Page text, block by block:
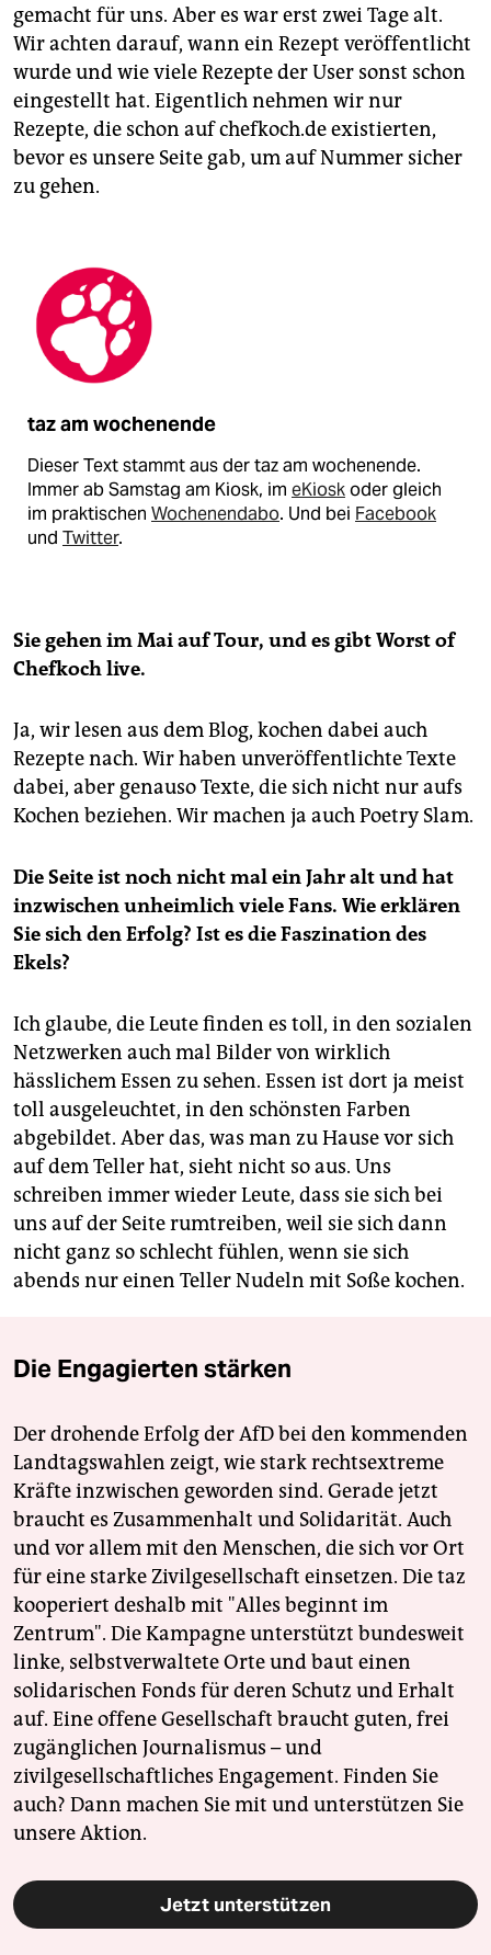
gemacht für uns. Aber es war erst zwei Tage alt.
Wir achten darauf, wann ein Rezept veröffentlicht
wurde und wie viele Rezepte der User sonst schon
eingestellt hat. Eigentlich nehmen wir nur
Rezepte, die schon auf chefkoch.de existierten,
bevor es unsere Seite gab, um auf Nummer sicher
zu gehen.
taz am wochenende
Dieser Text stammt aus der taz am wochenende.
Immer ab Samstag am Kiosk, im eKioskoder gleich
im praktischen Wochenendabo. Und bei Facebook
und Twitter.
Sie gehen im Mai auf Tour, und es gibt Worst of
Chefkoch live.
Ja, wir lesen aus dem Blog, kochen dabei auch
Rezepte nach. Wir haben unveröffentlichte Texte
dabei, aber genauso Texte, die sich nicht nur aufs
Kochen beziehen. Wir machen ja auch Poetry Slam.
Die Seite ist noch nicht mal ein Jahr alt und hat
inzwischen unheimlich viele Fans. Wie erklären
Sie sich den Erfolg? Ist es die Faszination des
Ekels?
Ich glaube, die Leute finden es toll, in den sozialen
Netzwerken auch mal Bilder von wirklich
hässlichem Essen zu sehen. Essen ist dort ja meist
toll ausgeleuchtet, in den schönsten Farben
abgebildet. Aber das, was man zu Hause vor sich
auf dem Teller hat, sieht nicht so aus. Uns
schreiben immer wieder Leute, dass sie sich bei
uns auf der Seite rumtreiben, weil sie sich dann
nicht ganz so schlecht fühlen, wenn sie sich
abends nur einen Teller Nudeln mit Soße kochen.
Die Engagierten stärken
Der drohende Erfolg der AfD bei den kommenden
Landtagswahlen zeigt, wie stark rechtsextreme
Kräfte inzwischen geworden sind. Gerade jetzt
braucht es Zusammenhalt und Solidarität. Auch
und vor allem mit den Menschen, die sich vor Ort
für eine starke Zivilgesellschaft einsetzen. Die taz
kooperiert deshalb mit "Alles beginnt im
Zentrum". Die Kampagne unterstützt bundesweit
linke, selbstverwaltete Orte und baut einen
solidarischen Fonds für deren Schutz und Erhalt
auf. Eine offene Gesellschaft braucht guten, frei
zugänglichen Journalismus – und
zivilgesellschaftliches Engagement. Finden Sie
auch? Dann machen Sie mit und unterstützen Sie
unsere Aktion.
Jetzt unterstützen